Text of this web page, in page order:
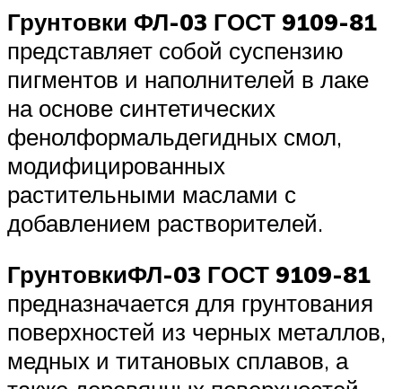
Грунтовки ФЛ-03 ГОСТ 9109-81
представляет собой суспензию
пигментов и наполнителей в лаке
на основе синтетических
фенолформальдегидных смол,
модифицированных
растительными маслами с
добавлением растворителей.
ГрунтовкиФЛ-03 ГОСТ 9109-81
предназначается для грунтования
поверхностей из черных металлов,
медных и титановых сплавов, а